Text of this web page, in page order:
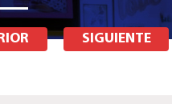
SIGUIENTE